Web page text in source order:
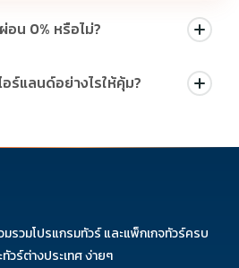
อน 0% หรือไม่?
หรือโปรโมชั่นบัตรเครดิตตามเงื่อนไขที่
ษณ์โปรโมชั่นในรายการทัวร์แต่ละ
ร์แลนด์อย่างไรให้คุ้ม?
คาต่ำสุดเพียงอย่างเดียว
รวมโปรแกรมทัวร์ และแพ็กเกจทัวร์ครบ
วร์ต่างประเทศ ง่ายๆ